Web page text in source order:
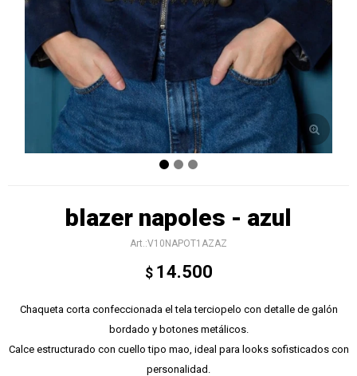
blazer napoles - azul
V10NAPOT1AZAZ
$ 14.500
Chaqueta corta confeccionada el tela terciopelo con detalle de galón
bordado y botones metálicos.
Calce estructurado con cuello tipo mao, ideal para looks sofisticados con
personalidad.